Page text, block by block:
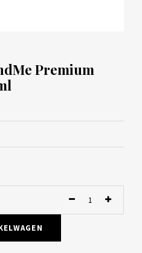
Premium